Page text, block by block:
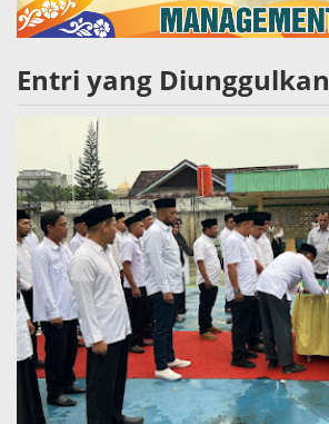
Entri yang Diunggulkan